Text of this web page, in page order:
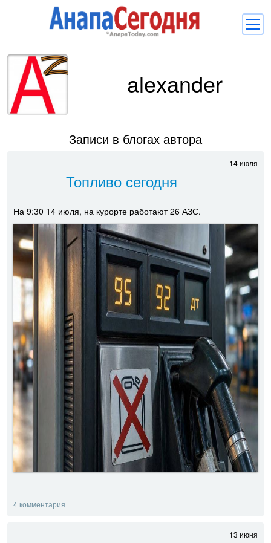
Блоги
Балачка
Библиотека
alеxаndеr
Записи в блогах автора
14 июля
Топливо сегодня
На 9:30 14 июля, на курорте работают 26 АЗС.
4 комментария
13 июня